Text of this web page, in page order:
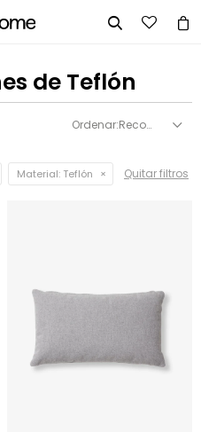

de Teflón
Recomendados
Material: Teflón Quitar filtros